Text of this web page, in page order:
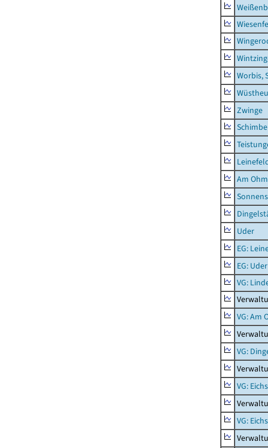
Worbis,
Zwinge
Am
Uder
EG:
EG: Uder
VG:
VG: Am
VG:
VG:
VG: